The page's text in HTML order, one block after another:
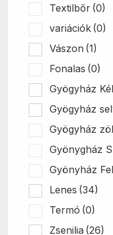
Textilbőr (0)
variációk (0)
Vászon (1)
Fonalas (0)
Gyögyház
Gyögyház
Gyögyház
Gyönygház
Gyönyház
Lenes (34)
Termó (0)
Zsenilia (26)